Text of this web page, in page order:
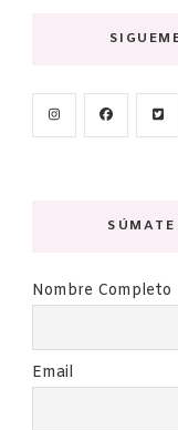
Nombre Completo
Email